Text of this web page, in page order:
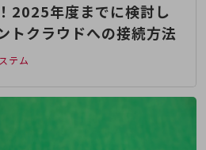
2025年度までに検討し
トクラウドへの接続方法
テム